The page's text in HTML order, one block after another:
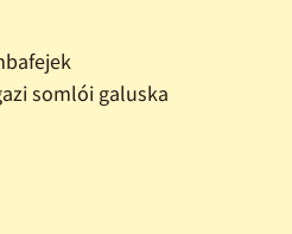
somlói galuska